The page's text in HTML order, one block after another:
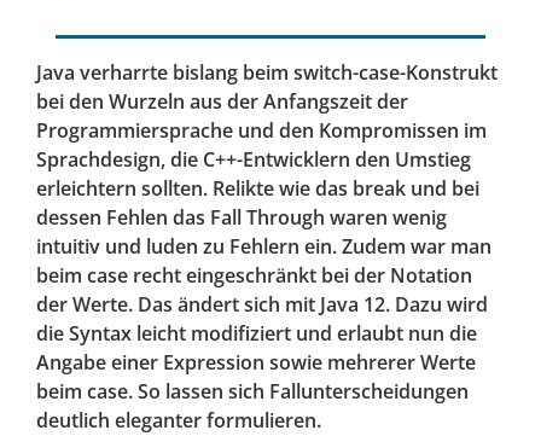
Java verharrte bislang beim switch-case-Konstrukt
bei den Wurzeln aus der Anfangszeit der
Programmiersprache und den Kompromissen im
Sprachdesign, die C++-Entwicklern den Umstieg
erleichtern sollten. Relikte wie das break und bei
dessen Fehlen das Fall Through waren wenig
intuitiv und luden zu Fehlern ein. Zudem war man
beim case recht eingeschränkt bei der Notation
der Werte. Das ändert sich mit Java 12. Dazu wird
die Syntax leicht modifiziert und erlaubt nun die
Angabe einer Expression sowie mehrerer Werte
beim case. So lassen sich Fallunterscheidungen
deutlich eleganter formulieren.